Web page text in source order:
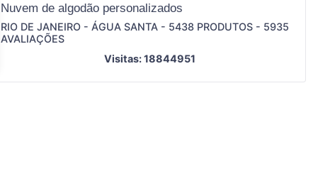
Nuvem de algodão personalizados
RIO DE JANEIRO - ÁGUA SANTA - 5438 PRODUTOS - 5935
AVALIAÇÕES
Visitas: 18844951